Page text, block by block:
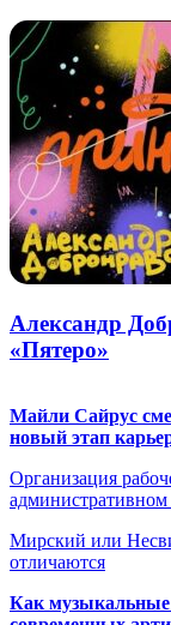
Александр
«Пятеро»
Майли Сайрус
новый этап
Организация
административном
Мирский или
отличаются
Как музыкальные